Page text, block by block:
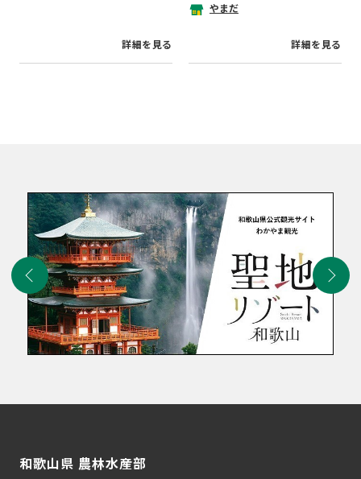
詳細を見る
やまだ
詳細を見る
和歌山県 農林水産部